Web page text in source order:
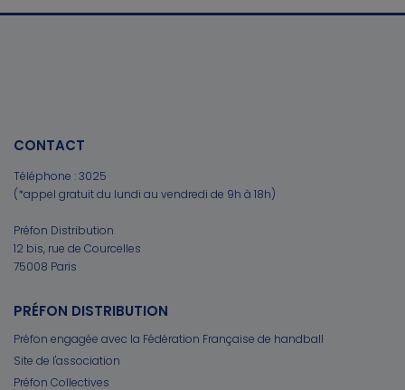
CONTACT
Téléphone :3025
(*appel gratuit du lundi au vendredi de 9h à 18h)
Préfon Distribution
12 bis, rue de Courcelles
75008 Paris
PRÉFON DISTRIBUTION
Préfon engagée avec la Fédération Française de handball
Site de l'association
Préfon Collectives